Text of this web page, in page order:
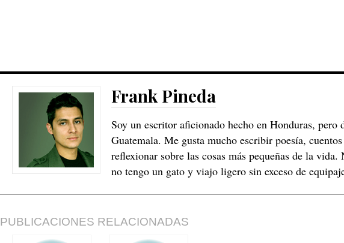
Frank Pineda
Soy un escritor aficionado hecho en Honduras, pero
Guatemala. Me gusta mucho escribir poesía,
reflexionar sobre las cosas más pequeñas de la vida.
no tengo un gato y viajo ligero sin exceso de
PUBLICACIONES RELACIONADAS